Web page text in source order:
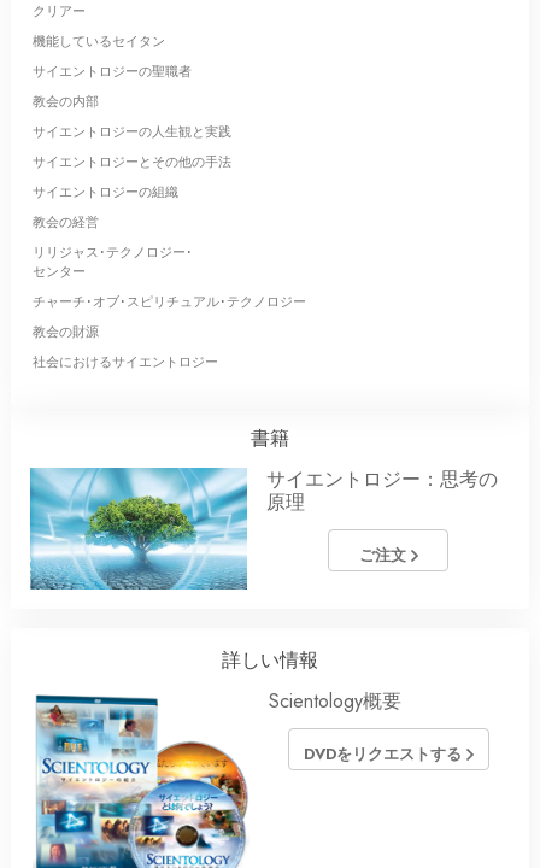
クリアー
機能しているセイタン
サイエントロジーの聖職者
教会の内部
サイエントロジーの人生観と実践
サイエントロジーとその他の手法
サイエントロジーの組織
教会の経営
リリジャス･テクノロジー･
センター
チャーチ･オブ･スピリチュアル･テクノロジー
教会の財源
社会におけるサイエントロジー
書籍
サイエントロジー：思考の
原理
ご注文
詳しい情報
Scientology概要
DVDをリクエストする